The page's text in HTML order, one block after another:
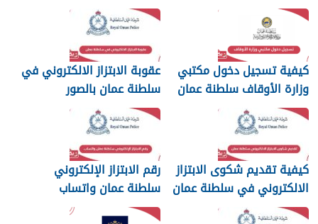
تسجيل الدخول
كيفية تسجيل دخول مكتبي
وزارة الأوقاف سلطنة عمان
عقوبة الابتزاز الالكتروني في
سلطنة عمان بالصور
والرسائل
كيفية تقديم شكوى الابتزاز
الالكتروني في سلطنة عمان
رقم الابتزاز الإلكتروني
سلطنة عمان واتساب